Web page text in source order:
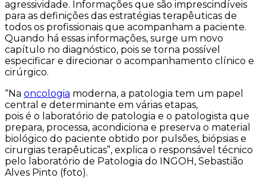
agressividade. Informações que são imprescindíveis
para as definições das estratégias terapêuticas de
todos os profissionais que acompanham a paciente.
Quando há essas informações, surge um novo
capítulo no diagnóstico, pois se torna possível
especificar e direcionar o acompanhamento clínico e
cirúrgico.
“Na oncologia moderna, a patologia tem um papel
central e determinante em várias etapas,
pois é o laboratório de patologia e o patologista que
prepara, processa, acondiciona e preserva o material
biológico do paciente obtido por pulsões, biópsias e
cirurgias terapêuticas”, explica o responsável técnico
pelo laboratório de Patologia do INGOH, Sebastião
Alves Pinto (foto).